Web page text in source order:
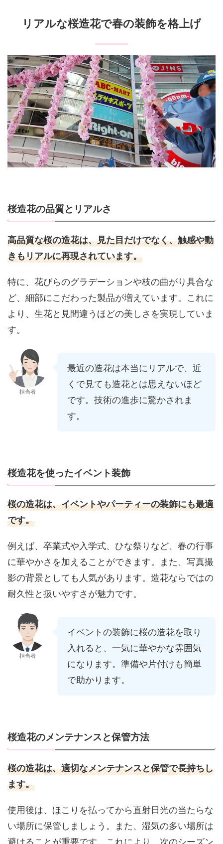
リアルな桜造花で春の装飾を格上げ
桜造花の品質とリアルさ
高品質な桜の造花は、見た目だけでなく、触感や動
きもリアルに再現されています。
特に、花びらのグラデーションや枝の曲がり具合な
ど、細部にこだわった製品が増えています。これに
より、生花と見間違うほどの美しさを実現していま
す。
担当者
最近の造花は本当にリアルで、近
くで見ても造花とは思えないほど
です。技術の進歩に驚かされま
す。
桜造花を使ったイベント装飾
桜の造花は、イベントやパーティーの装飾にも最適
です。
例えば、卒業式や入学式、ひな祭りなど、春の行事
に華やかさを加えることができます。また、写真撮
影の背景としても人気があります。造花ならではの
耐久性と扱いやすさが魅力です。
担当者
イベントの装飾に桜の造花を取り
入れると、一気に華やかな雰囲気
になります。準備や片付けも簡単
で助かります。
桜造花のメンテナンスと保管方法
桜の造花は、適切なメンテナンスと保管で長持ちし
ます。
使用後は、ほこりを払ってから直射日光の当たらな
い場所に保管しましょう。また、湿気の多い場所は